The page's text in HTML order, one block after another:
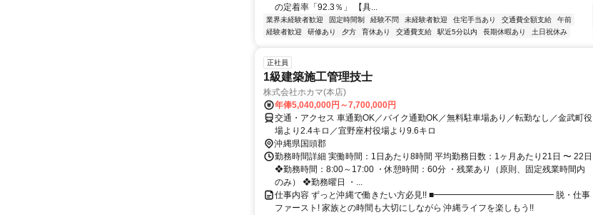
の定着率「92.3％」 【具...
業界未経験者歓迎 固定時間制 経験不問 未経験者歓迎 住宅手当あり 交通費全額支給
午前
経験者歓迎
研修あり 夕方 育休あり 交通費支給 駅近5分以内 長期休暇あり 土日祝休み
正社員
1級建築施工管理技士
株式会社ホカマ(本店)
年俸5,040,000円～7,700,000円
交通・アクセス 車通勤OK／バイク通勤OK／無料駐車場あり／転勤なし／金武町役
場より2.4キロ／宜野座村役場より9.6キロ
沖縄県国頭郡
勤務時間詳細 実働時間：1日あたり8時間 平均勤務日数：1ヶ月あたり21日 〜 22日
❖勤務時間：8:00～17:00 ・休憩時間：60分 ・残業あり（原則、固定残業時間内
のみ） ❖勤務曜日 ・...
仕事内容 ずっと沖縄で働きたい方必見!! ■━━━━━━━━━━━━━━ 脱・仕事
ファースト! 家族との時間も大切にしながら 沖縄ライフを楽しもう!!